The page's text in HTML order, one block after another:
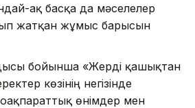
ақ басқа да мәселелер
жатқан жұмыс барысын
бойынша «Жерді қашықтан
көзінің негізінде
өнімдер мен